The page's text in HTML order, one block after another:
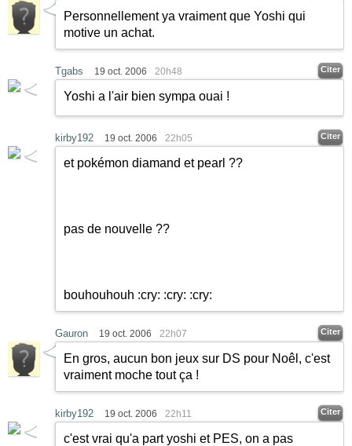
Personnellement ya vraiment que Yoshi qui
motive un achat.
Tgabs 19 oct. 2006 20h48 Citer
Yoshi a l'air bien sympa ouai !
kirby192 19 oct. 2006 22h05 Citer
et pokémon diamand et pearl ??
pas de nouvelle ??
bouhouhouh :cry: :cry: :cry:
Gauron 19 oct. 2006 22h07 Citer
En gros, aucun bon jeux sur DS pour Noêl, c'est
vraiment moche tout ça !
kirby192 19 oct. 2006 22h11 Citer
c'est vrai qu'a part yoshi et PES, on a pas